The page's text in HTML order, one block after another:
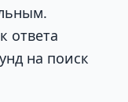
ответа
на поиск